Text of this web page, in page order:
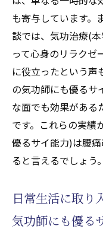
気功治療(
他の治療
子宮筋腫
も優るサ
気功治療(
用いたセ
腰痛改善に向
ダリニー活性
天啓気功
化が腰痛
も寄与しています。
談では、気功治療(
って心身のリラクゼ
に役立ったという声
の気功師にも優るサ
な面でも効果がある
です。これらの実績
優るサイ能力)は腰
ると言えるでしょう。
日常生活に取り
気功師にも優る